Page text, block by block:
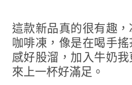
這款新品真的很有趣
咖啡凍，像是在喝手
感好股溜，加入牛奶
來上一杯好滿足。